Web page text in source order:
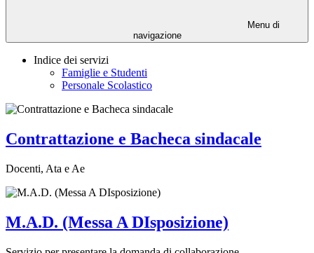
Menu di
navigazione
Indice dei servizi
Famiglie e Studenti
Personale Scolastico
Contrattazione e Bacheca sindacale
Docenti, Ata e Ae
M.A.D. (Messa A DIsposizione)